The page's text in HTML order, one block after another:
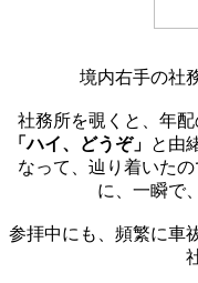
境内右手の社
社務所を覗くと、年
「ハイ、どうぞ」 と由
なって、辿り着いた
に、一瞬で
参拝中にも、頻繁に車